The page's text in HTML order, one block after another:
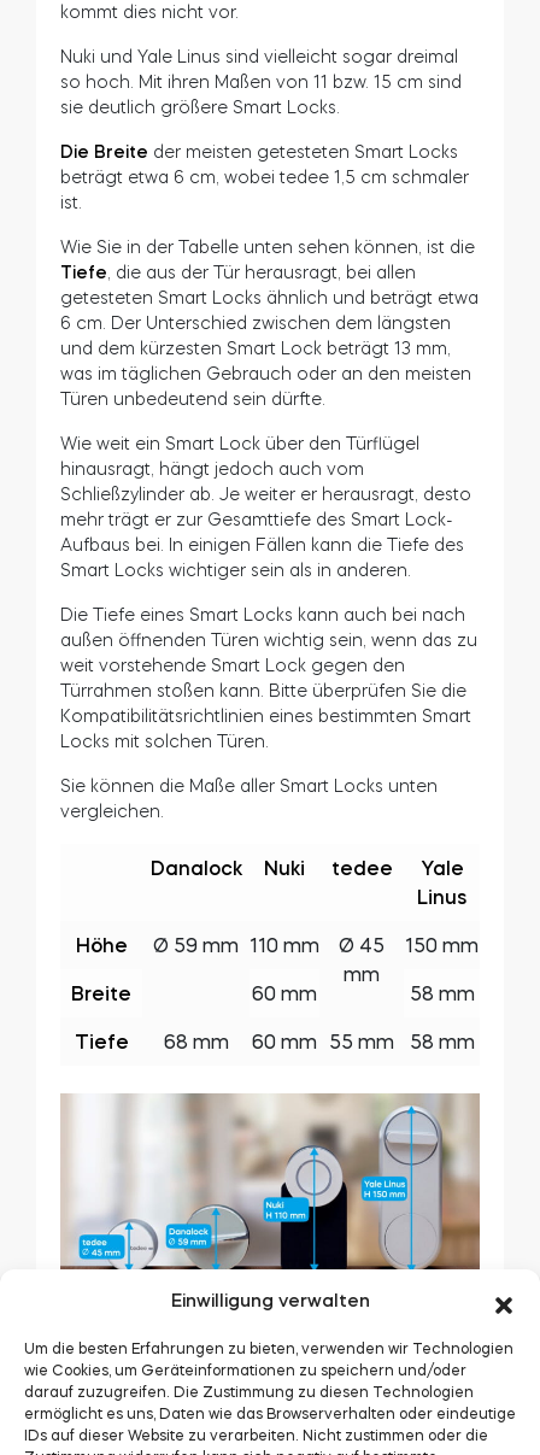
Einwilligung verwalten
Um die besten Erfahrungen zu bieten, verwenden wir Technologien
wie Cookies, um Geräteinformationen zu speichern und/oder
darauf zuzugreifen. Die Zustimmung zu diesen Technologien
ermöglicht es uns, Daten wie das Browserverhalten oder eindeutige
IDs auf dieser Website zu verarbeiten. Nicht zustimmen oder die
kommt dies nicht vor.
Nuki und Yale Linus sind vielleicht sogar dreimal
so hoch. Mit ihren Maßen von 11 bzw. 15 cm sind
sie deutlich größere Smart Locks.
Die Breite der meisten getesteten Smart Locks
beträgt etwa 6 cm, wobei tedee 1,5 cm schmaler
ist.
Wie Sie in der Tabelle unten sehen können, ist die
Tiefe , die aus der Tür herausragt, bei allen
getesteten Smart Locks ähnlich und beträgt etwa
6 cm. Der Unterschied zwischen dem längsten
und dem kürzesten Smart Lock beträgt 13 mm,
was im täglichen Gebrauch oder an den meisten
Türen unbedeutend sein dürfte.
Wie weit ein Smart Lock über den Türflügel
hinausragt, hängt jedoch auch vom
Schließzylinder ab. Je weiter er herausragt, desto
mehr trägt er zur Gesamttiefe des Smart Lock-
Aufbaus bei. In einigen Fällen kann die Tiefe des
Smart Locks wichtiger sein als in anderen.
Die Tiefe eines Smart Locks kann auch bei nach
außen öffnenden Türen wichtig sein, wenn das zu
weit vorstehende Smart Lock gegen den
Türrahmen stoßen kann. Bitte überprüfen Sie die
Kompatibilitätsrichtlinien eines bestimmten Smart
Locks mit solchen Türen.
Sie können die Maße aller Smart Locks unten
vergleichen.
Danalock Nuki tedee
Yale
Linus
Höhe Ø 59 mm 110 mm
Ø 45
mm
150 mm
Breite 60 mm 58 mm
Tiefe 68 mm 60 mm 55 mm 58 mm
Danalock, tedee und Yale Linus sind in einer
Aluminiumkonstruktion untergebracht. Bei Nuki
werden sowohl Aluminium als auch andere
Materialien verwendet, die ein Batteriefach bilden.